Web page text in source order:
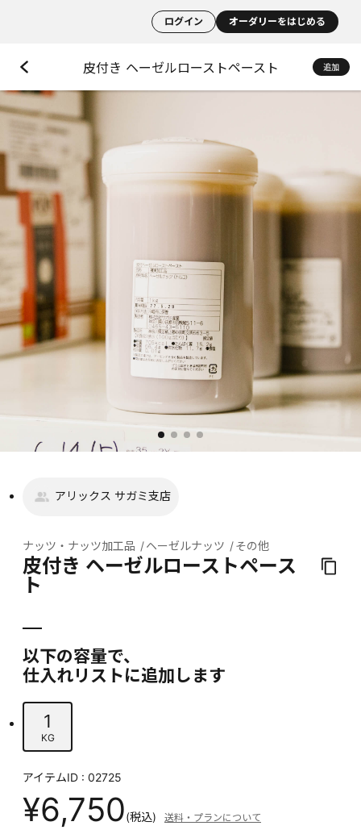
ログイン オーダリーをはじめる
皮付き ヘーゼルローストペースト 追加
アリックス サガミ支店
ナッツ・ナッツ加工品 ヘーゼルナッツ その他
皮付き ヘーゼルローストペース
ト
以下の容量で、
仕入れリストに追加します
1
KG
アイテムID : 02725
¥6,750(税込) 送料・プランについて